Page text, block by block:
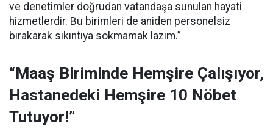
ve denetimler doğrudan vatandaşa sunulan hayati
hizmetlerdir. Bu birimleri de aniden personelsiz
bırakarak sıkıntıya sokmamak lazım.”
“Maaş Biriminde Hemşire Çalışıyor,
Hastanedeki Hemşire 10 Nöbet
Tutuyor!”